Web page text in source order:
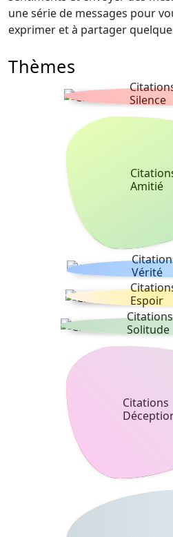
une série de messages pour
exprimer et à partager
Thèmes
Silence
Amitié
Vérité
Espoir
Citations
Solitude
Citations